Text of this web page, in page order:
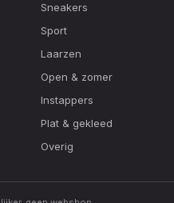
Sneakers
Sport
Laarzen
Open & zomer
Instappers
Plat & gekleed
Overig